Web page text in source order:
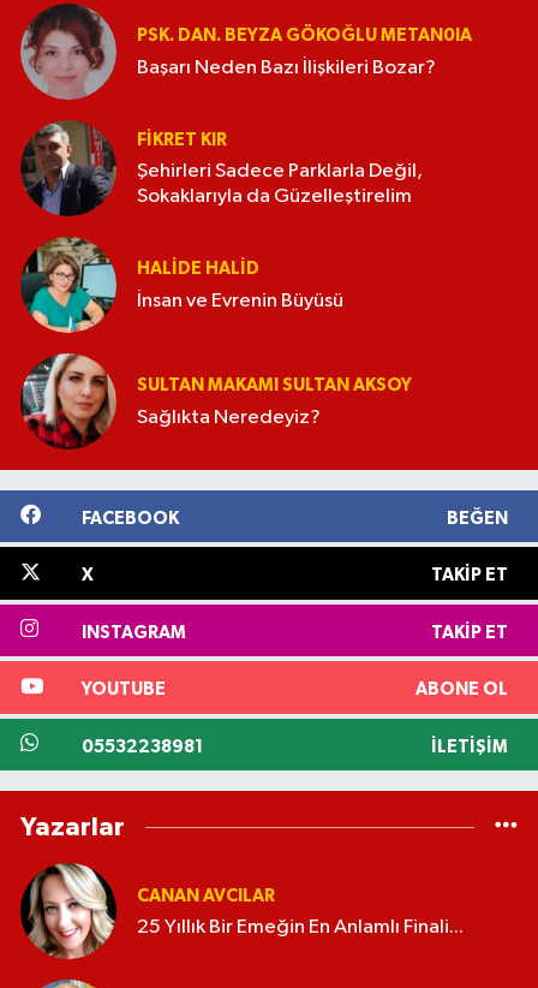
PSK. DAN. BEYZA GÖKOĞLU METAN0IA
Başarı Neden Bazı İlişkileri Bozar?
FIKRET KIR
Şehirleri Sadece Parklarla Değil,
Sokaklarıyla da Güzelleştirelim
HALIDE HALID
İnsan ve Evrenin Büyüsü
SULTAN MAKAMI SULTAN AKSOY
Sağlıkta Neredeyiz?
FACEBOOK BEĞEN
X TAKIP ET
INSTAGRAM TAKIP ET
YOUTUBE ABONE OL
05532238981 İLETIŞIM
Yazarlar
CANAN AVCILAR
25 Yıllık Bir Emeğin En Anlamlı Finali...